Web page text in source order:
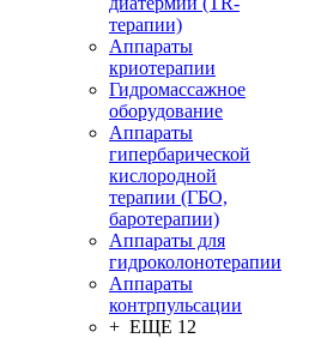
терапии)
Аппараты
криотерапии
Гидромассажное
оборудование
Аппараты
гипербарической
кислородной
терапии (ГБО,
баротерапии)
Аппараты для
гидроколонотерапии
Аппараты
контрпульсации
+ ЕЩЕ 12